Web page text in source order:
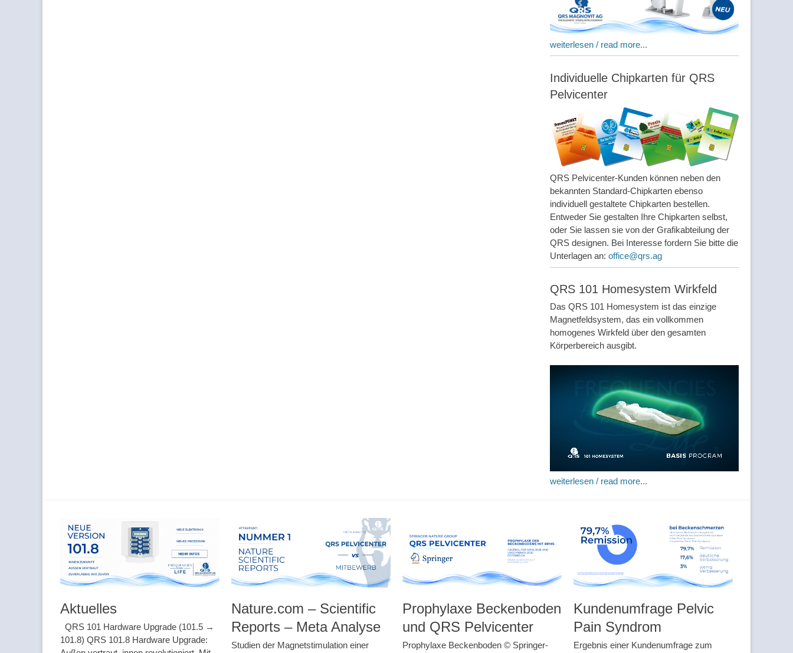
weiterlesen / read more...
Individuelle Chipkarten für QRS
Pelvicenter
QRS Pelvicenter-Kunden können neben den
bekannten Standard-Chipkarten ebenso
individuell gestaltete Chipkarten bestellen.
Entweder Sie gestalten Ihre Chipkarten selbst,
oder Sie lassen sie von der Grafikabteilung der
QRS designen. Bei Interesse fordern Sie bitte die
Unterlagen an: office@qrs.ag
QRS 101 Homesystem Wirkfeld
Das QRS 101 Homesystem ist das einzige
Magnetfeldsystem, das ein vollkommen
homogenes Wirkfeld über den gesamten
Körperbereich ausgibt.
weiterlesen / read more...
Aktuelles
QRS 101 Hardware Upgrade (101.5 →
101.8) QRS 101.8 Hardware Upgrade:
Nature.com – Scientific
Reports – Meta Analyse
Studien der Magnetstimulation einer
Prophylaxe Beckenboden
und QRS Pelvicenter
Prophylaxe Beckenboden © Springer-
Kundenumfrage Pelvic
Pain Syndrom
Ergebnis einer Kundenumfrage zum